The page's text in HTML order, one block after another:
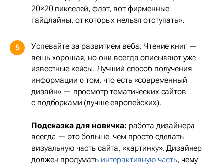
20×20 пикселей, флэт, вот фирменные
гайдлайны, от которых нельзя отступать».
5
Успевайте за развитием веба. Чтение книг —
вещь хорошая, но они всегда описывают уже
известные кейсы. Лучший способ получения
информации о том, что есть «современный
дизайн» — просмотр тематических сайтов
с подборками (лучше европейских).
Подсказка для новичка: работа дизайнера
всегда — это больше, чем просто сделать
визуальную часть сайта, «картинку». Дизайнер
должен продумать интерактивную часть, чему